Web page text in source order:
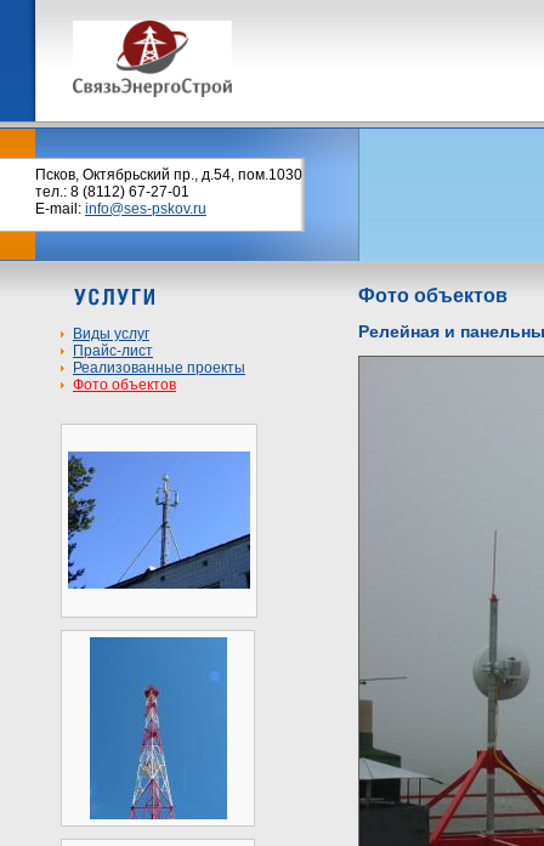
Псков, Октябрьский пр., д.54, пом.1030
тел.: 8 (8112) 67-27-01
E-mail: info@ses-pskov.ru
Виды услуг
Прайс-лист
Реализованные проекты
Фото объектов
Фото объектов
Релейная и